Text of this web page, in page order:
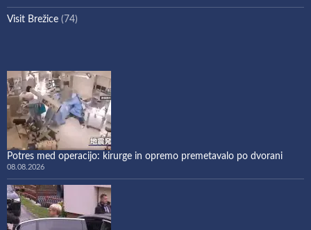
Visit Brežice (74)
Potres med operacijo: kirurge in opremo premetavalo po dvorani
08.08.2026